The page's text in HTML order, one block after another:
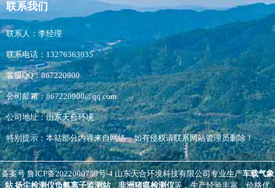
联系我们
联系人：李经理
联系电话：13276363035
客服QQ：867220900
公司邮箱：867220900@qq.com
公司地址：山东天合环境
特别提示：本站部分内容来自网络，如有侵权请联系网站管理员删除！
备案号 鲁ICP备2022000759号-4山东天合环境科技有限公司专业生产车载气象
站,扬尘检测仪负氧离子监测站，非洲猪瘟检测仪等，生产经验丰富，价格优